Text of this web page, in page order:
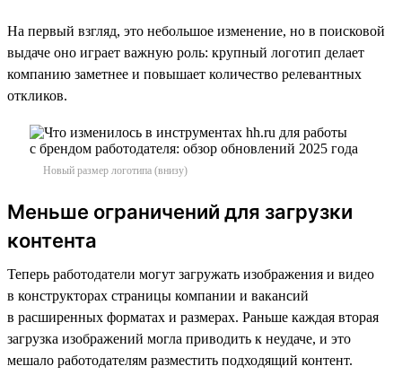
На первый взгляд, это небольшое изменение, но в поисковой
выдаче оно играет важную роль: крупный логотип делает
компанию заметнее и повышает количество релевантных
откликов.
Новый размер логотипа (внизу)
Меньше ограничений для загрузки
контента
Теперь работодатели могут загружать изображения и видео
в конструкторах страницы компании и вакансий
в расширенных форматах и размерах. Раньше каждая вторая
загрузка изображений могла приводить к неудаче, и это
мешало работодателям разместить подходящий контент.